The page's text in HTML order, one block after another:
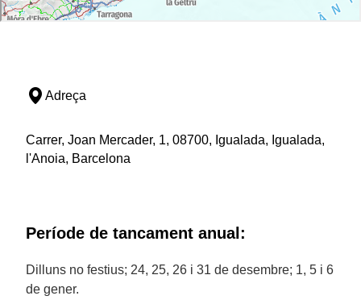
Adreça
Carrer, Joan Mercader, 1, 08700, Igualada, Igualada,
l'Anoia, Barcelona
Període de tancament anual:
Dilluns no festius; 24, 25, 26 i 31 de desembre; 1, 5 i 6
de gener.